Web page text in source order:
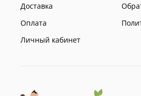
Доставка
Оплата
Личный кабинет